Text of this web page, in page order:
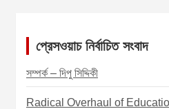
প্রেসওয়াচ নির্বাচিত সংবাদ
সম্পর্ক – দিপু সিদ্দিকী
Radical Overhaul of